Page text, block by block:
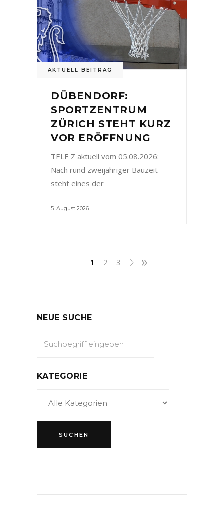
AKTUELL BEITRAG
DÜBENDORF:
SPORTZENTRUM
ZÜRICH STEHT KURZ
VOR ERÖFFNUNG
TELE Z aktuell vom 05.08.2026:
Nach rund zweijähriger Bauzeit
steht eines der
5. August 2026
1 2 3
NEUE SUCHE
KATEGORIE